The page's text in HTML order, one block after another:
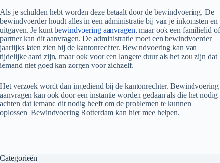
Als je schulden hebt worden deze betaalt door de bewindvoering. De
bewindvoerder houdt alles in een administratie bij van je inkomsten en
uitgaven. Je kunt bewindvoering aanvragen, maar ook een familielid of
partner kan dit aanvragen. De administratie moet een bewindvoerder
jaarlijks laten zien bij de kantonrechter. Bewindvoering kan van
tijdelijke aard zijn, maar ook voor een langere duur als het zou zijn dat
iemand niet goed kan zorgen voor zichzelf.
Het verzoek wordt dan ingediend bij de kantonrechter. Bewindvoering
aanvragen kan ook door een instantie worden gedaan als die het nodig
achten dat iemand dit nodig heeft om de problemen te kunnen
oplossen. Bewindvoering Rotterdam kan hier mee helpen.
Categorieën